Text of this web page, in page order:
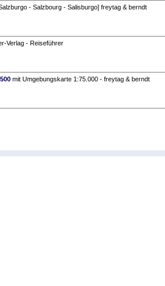
- Salzbourg - Salisburgo] freytag & berndt
Verlag - Reiseführer
mit Umgebungskarte 1:75.000 - freytag & berndt